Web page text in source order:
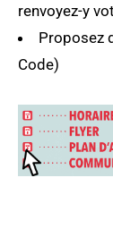
renvoyez-y
Proposez
Code)